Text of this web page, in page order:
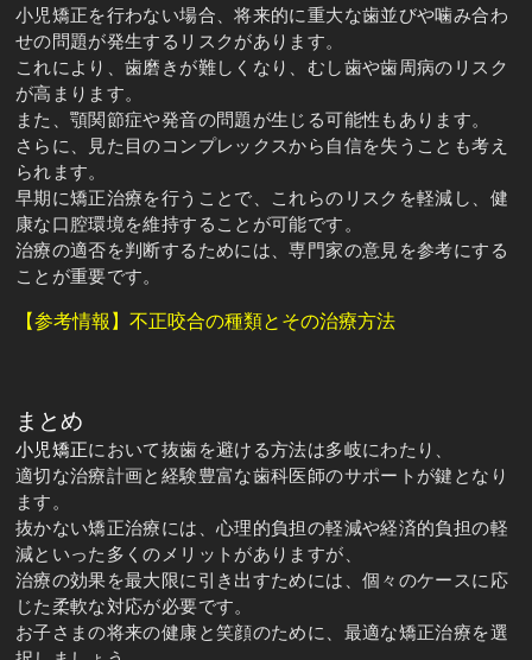
小児矯正を行わない場合、将来的に重大な歯並びや噛み合わ
せの問題が発生するリスクがあります。
これにより、歯磨きが難しくなり、むし歯や歯周病のリスク
が高まります。
また、顎関節症や発音の問題が生じる可能性もあります。
さらに、見た目のコンプレックスから自信を失うことも考え
られます。
早期に矯正治療を行うことで、これらのリスクを軽減し、健
康な口腔環境を維持することが可能です。
治療の適否を判断するためには、専門家の意見を参考にする
ことが重要です。
【参考情報】不正咬合の種類とその治療方法
まとめ
小児矯正において抜歯を避ける方法は多岐にわたり、
適切な治療計画と経験豊富な歯科医師のサポートが鍵となり
ます。
抜かない矯正治療には、心理的負担の軽減や経済的負担の軽
減といった多くのメリットがありますが、
治療の効果を最大限に引き出すためには、個々のケースに応
じた柔軟な対応が必要です。
お子さまの将来の健康と笑顔のために、最適な矯正治療を選